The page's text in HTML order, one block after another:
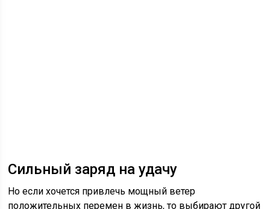
Сильный заряд на удачу
Но если хочется привлечь мощный ветер
положительных перемен в жизнь, то выбирают другой